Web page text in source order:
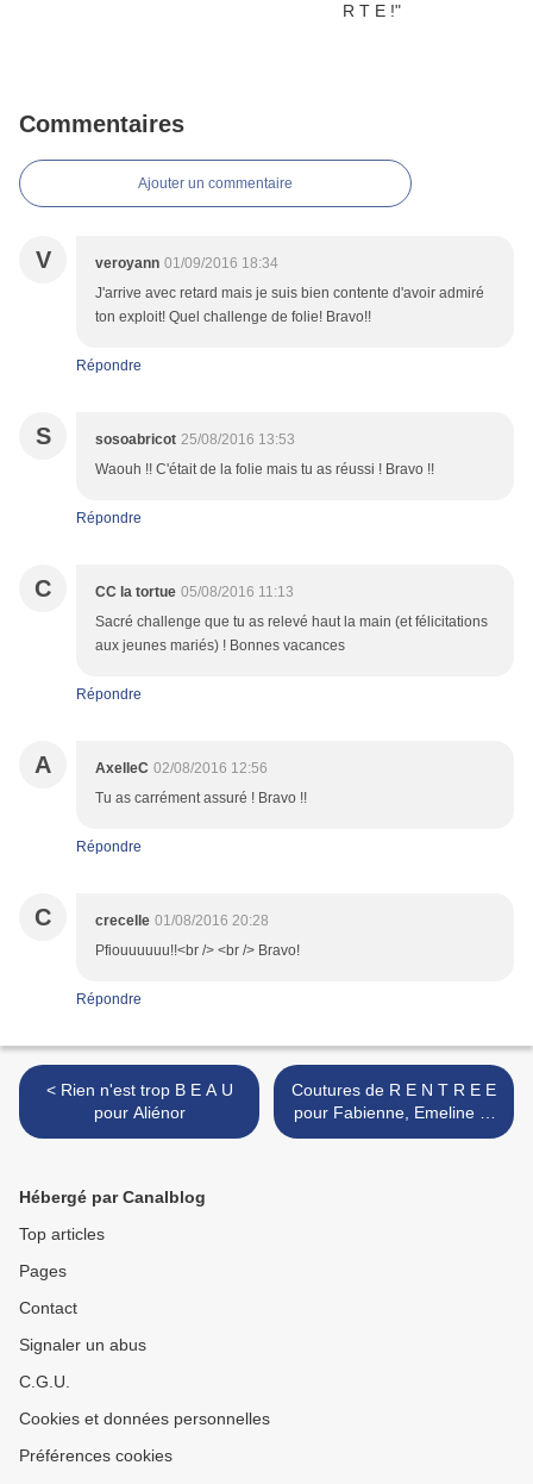
Commentaires
Ajouter un commentaire
V veroyann 01/09/2016 18:34
J'arrive avec retard mais je suis bien contente d'avoir admiré
ton exploit! Quel challenge de folie! Bravo!!
Répondre
S sosoabricot 25/08/2016 13:53
Waouh !! C'était de la folie mais tu as réussi ! Bravo !!
Répondre
C CC la tortue 05/08/2016 11:13
Sacré challenge que tu as relevé haut la main (et félicitations
aux jeunes mariés) ! Bonnes vacances
Répondre
A AxelleC 02/08/2016 12:56
Tu as carrément assuré ! Bravo !!
Répondre
C crecelle 01/08/2016 20:28
Pfiouuuuuu!!<br /> <br /> Bravo!
Répondre
< Rien n'est trop B E A U
pour Aliénor
Coutures de R E N T R E E
pour Fabienne, Emeline et
Morgane ! >
Hébergé par Canalblog
Top articles
Pages
Contact
Signaler un abus
C.G.U.
Cookies et données personnelles
Préférences cookies